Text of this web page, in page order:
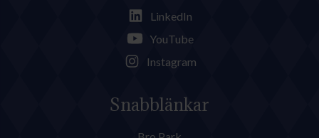
LinkedIn
YouTube
Instagram
Snabblänkar